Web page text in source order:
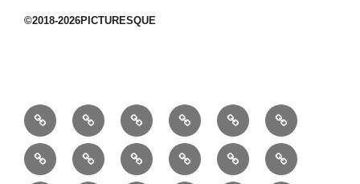
©2018-2026PICTURESQUE
1/10：
材
料
10/10：
ジ
ュ
エ
2/10：
製
作
3/10：
は
ぎ
れ
4/10：
Ｈ
Ｍ
Ｂ
5/10：
事
業
6/10：
読
7/10：
食・
8/10：
リ
9/10：
コ
creema
で
①
入